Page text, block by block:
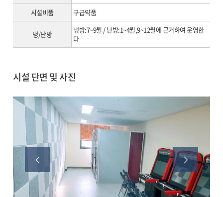
시설비품
구급약품
냉/난방
냉방:7~9월 / 난방:1~4월,9~12월에 근거하여 운영한
다
시설 단면 및 사진